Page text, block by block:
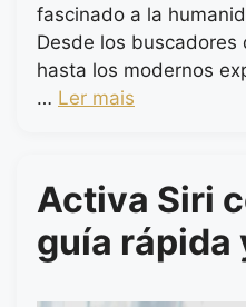
fascinado a la
Desde los buscadores
hasta los modernos
… Ler mais
Activa Siri
guía rápida